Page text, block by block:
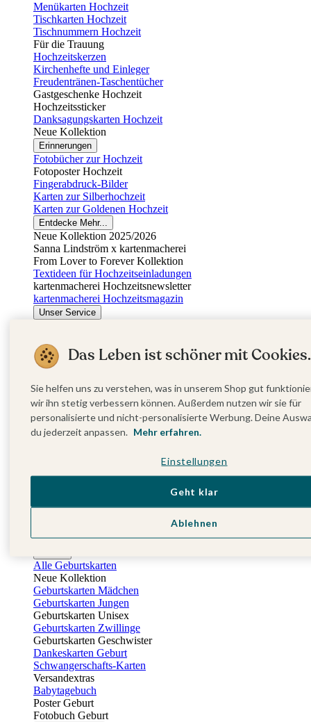
Menükarten Hochzeit
Tischkarten Hochzeit
Tischnummern Hochzeit
Für die Trauung
Hochzeitskerzen
Kirchenhefte und Einleger
Freudentränen-Taschentücher
Gastgeschenke Hochzeit
Hochzeitssticker
Danksagungskarten Hochzeit
Neue Kollektion
Erinnerungen
Fotobücher zur Hochzeit
Fotoposter Hochzeit
Fingerabdruck-Bilder
Karten zur Silberhochzeit
Karten zur Goldenen Hochzeit
Entdecke Mehr...
Neue Kollektion 2025/2026
Sanna Lindström x kartenmacherei
From Lover to Forever Kollektion
Textideen für Hochzeitseinladungen
kartenmacherei Hochzeitsnewsletter
kartenmacherei Hochzeitsmagazin
Unser Service
Alle Fotobücher
NEU: Summer Forever Kollektion 2026 ☀️
Hardcover Fotobücher
Stoffeinband Fotobücher
Layflat Fotobücher
Nach Anlass
Baby-Fotobücher
kartenmacherei x Cam Cam Copenhagen
Alle Geburtskarten
Neue Kollektion
Geburtskarten Mädchen
Geburtskarten Jungen
Geburtskarten Unisex
Geburtskarten Zwillinge
Geburtskarten Geschwister
Dankeskarten Geburt
Schwangerschafts-Karten
Versandextras
Babytagebuch
Poster Geburt
Fotobuch Geburt
Das Leben ist schöner mit Cookies.
Sie helfen uns zu verstehen, was in unserem Shop gut
wir ihn stetig verbessern können. Außerdem nutzen wir sie für
personalisierte und nicht-personalisierte Werbung. Deine
du jederzeit anpassen. Mehr erfahren.
Einstellungen
Ablehnen
Geht klar